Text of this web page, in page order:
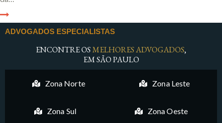
ADVOGADOS ESPECIALISTAS
ENCONTRE OSMELHORES ADVOGADOS,
EM SÃO PAULO
Zona Norte Zona Leste
Zona Sul Zona Oeste